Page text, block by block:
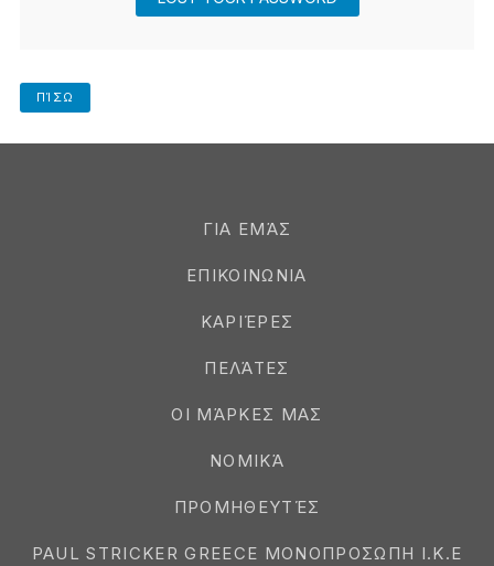
ΠΊΣΩ
ΓΙΑ ΕΜΆΣ
ΕΠΙΚΟΙΝΩΝΙΑ
ΚΑΡΙΈΡΕΣ
ΠΕΛΆΤΕΣ
ΟΙ ΜΆΡΚΕΣ ΜΑΣ
ΝΟΜΙΚΆ
ΠΡΟΜΗΘΕΥΤΈΣ
PAUL STRICKER GREECE ΜΟΝΟΠΡΟΣΩΠΗ Ι.Κ.Ε